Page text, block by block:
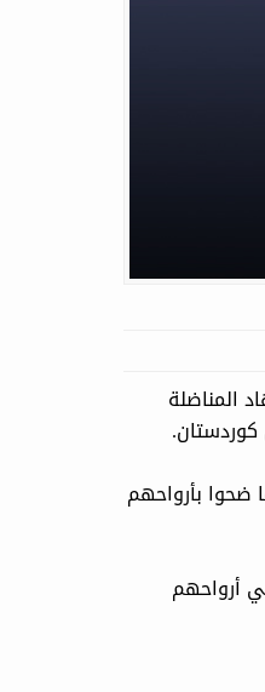
لاستشهاد المناضلة
ضحوا بأرواحهم
أرواحهم